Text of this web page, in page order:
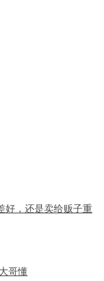
好，还是卖给贩子重
哥懂